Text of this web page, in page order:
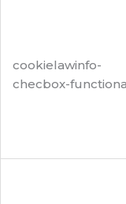
cookielawinfo-
checbox-